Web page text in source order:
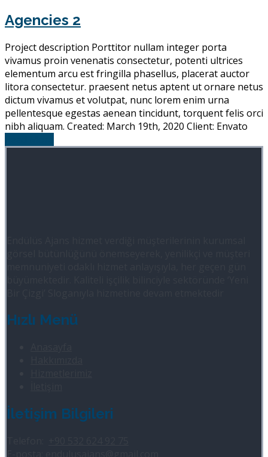
Agencies 2
Project description Porttitor nullam integer porta
vivamus proin venenatis consectetur, potenti ultrices
elementum arcu est fringilla phasellus, placerat auctor
litora consectetur. praesent netus aptent ut ornare netus
dictum vivamus et volutpat, nunc lorem enim urna
pellentesque egestas aenean tincidunt, torquent felis orci
nibh aliquam. Created: March 19th, 2020 Client: Envato
Hızlı Menü
İletişim Bilgileri